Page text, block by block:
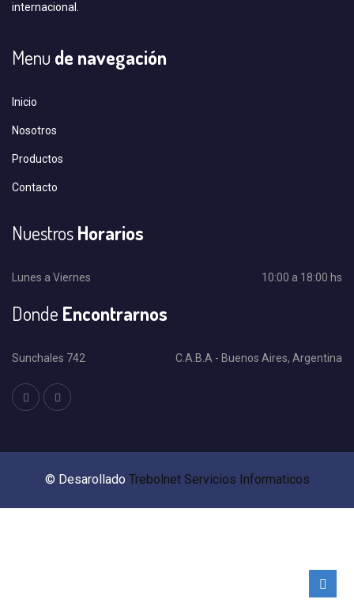
internacional.
Menu de navegación
Inicio
Nosotros
Productos
Contacto
NuestrosHorarios
Lunes a Viernes 10:00 a 18:00 hs
Donde Encontrarnos
Sunchales 742 C.A.B.A - Buenos Aires, Argentina
© Desarollado Trebolnet Servicios Informaticos